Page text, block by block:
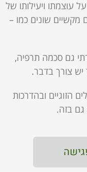
עוצמתו ויעילותו של
מקשיים שונים כמו –
גם סכמה תרפיה,
צורך בדבר.
הזוגיים ובהדרכות
גם בזה.